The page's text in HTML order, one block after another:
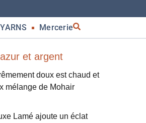
Mercerie
et argent
doux est chaud et
mélange de Mohair
Lamé ajoute un éclat